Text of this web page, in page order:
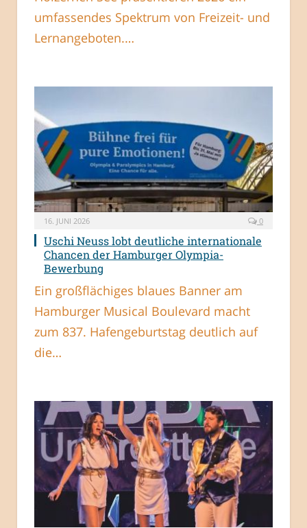
umfassendes Spektrum von Freizeit- und
Lernangeboten.…
16. JUNI 2026 0
Uschi Neuss lobt deutliche internationale
Chancen der Hamburger Olympia-
Bewerbung
Ein großflächiges blaues Banner am
Hamburger Musical Boulevard macht
zum 837. Hafengeburtstag deutlich auf
die…